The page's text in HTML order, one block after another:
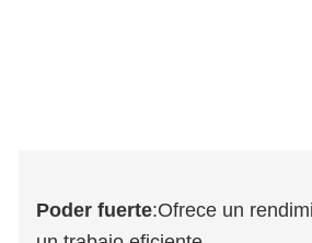
Poder fuerte:Ofrece un